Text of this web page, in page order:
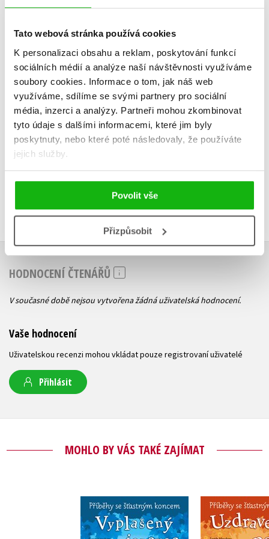
Tato webová stránka používá cookies
K personalizaci obsahu a reklam, poskytování funkcí
sociálních médií a analýze naší návštěvnosti využíváme
soubory cookies. Informace o tom, jak náš web
využíváme, sdílíme se svými partnery pro sociální
média, inzerci a analýzy. Partneři mohou zkombinovat
tyto údaje s dalšími informacemi, které jim byly
poskytnuty, nebo které poté následovaly, že používáte
jejich služby.
Povolit vše
Přizpůsobit
koncem - Zatoulané
Sue Mongredien
Do košíku
229 Kč
183 Kč
koncem -
Do
HODNOCENÍ ČTENÁŘŮ
V současné době nejsou vytvořena žádná uživatelská hodnocení.
Vaše hodnocení
Uživatelskou recenzi mohou vkládat pouze registrovaní uživatelé
Přihlásit
MOHLO BY VÁS TAKÉ ZAJÍMAT
Příběhy se šťastným
koncem - Vyplašený
jezevec
Příběhy se
koncem -